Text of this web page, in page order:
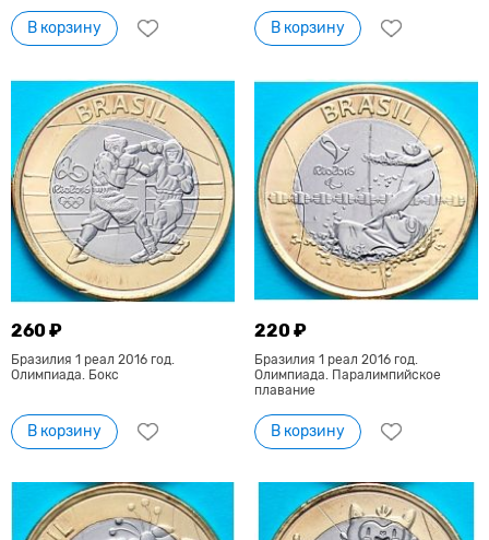
В корзину В корзину
260 ₽
Бразилия 1 реал 2016 год.
Олимпиада. Бокс
В корзину
220 ₽
Бразилия 1 реал 2016 год.
Олимпиада. Паралимпийское
плавание
В корзину